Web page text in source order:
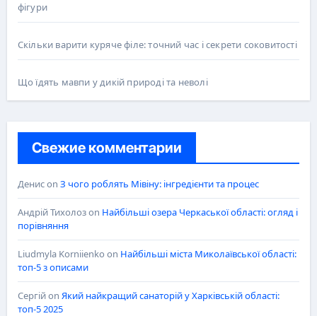
фігури
Скільки варити куряче філе: точний час і секрети соковитості
Що їдять мавпи у дикій природі та неволі
Свежие комментарии
Денисon З чого роблять Мівіну: інгредієнти та процес
Андрій Тихолозon Найбільші озера Черкаської області: огляд і
порівняння
Liudmyla Korniienko on Найбільші міста Миколаївської області:
топ-5 з описами
Сергійon Який найкращий санаторій у Харківській області:
топ-5 2025